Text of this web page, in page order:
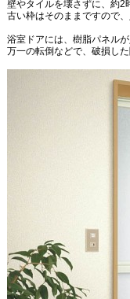
壁やタイルを壊さずに、約2
古い枠はそのままですので、
浴室ドアには、樹脂パネルが
万一の転倒などで、破損し